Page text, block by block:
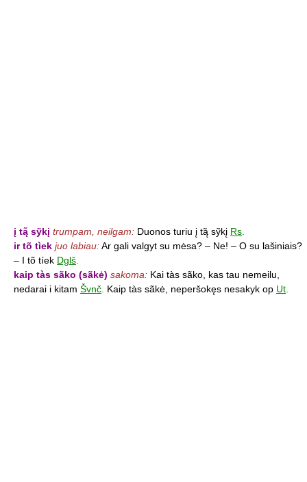
į tą̃ sỹkį trumpam, neilgam: Duonos turiu į tą̃ sỹkį Rs
ir tõ tìek juo labiau:Ar gali valgyt su mėsa? – Ne! – O su lašiniais?
– I tõ tíek Dglš
kaip tàs sãko (sãkė) sakoma: Kai tàs sãko, kas tau nemeilu,
nedarai i kitam Švnč Kaip tàs sãkė, neperšokęs nesakyk op Ut